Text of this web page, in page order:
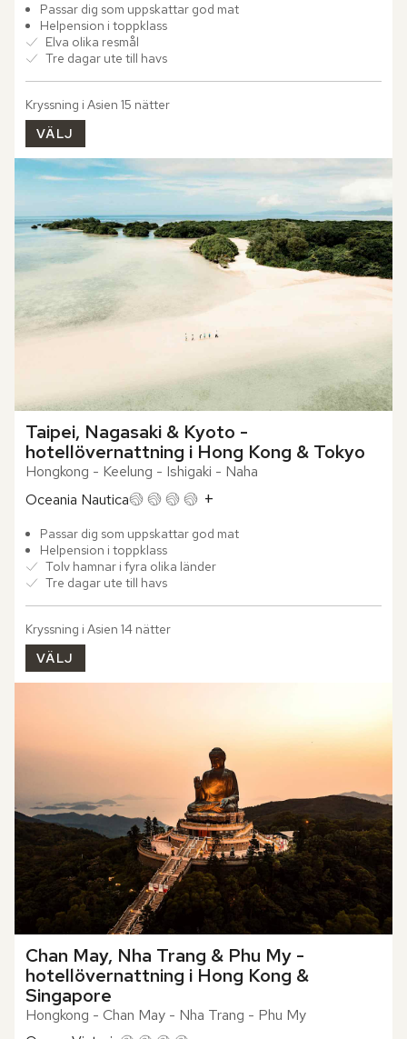
Passar dig som uppskattar god mat
Helpension i toppklass
Elva olika resmål
Tre dagar ute till havs
Kryssning i Asien 15 nätter
VÄLJ
Taipei, Nagasaki & Kyoto -
hotellövernattning i Hong Kong & Tokyo
Hongkong - Keelung - Ishigaki - Naha
Oceania Nautica
+
Passar dig som uppskattar god mat
Helpension i toppklass
Tolv hamnar i fyra olika länder
Tre dagar ute till havs
Kryssning i Asien 14 nätter
VÄLJ
Chan May, Nha Trang & Phu My -
hotellövernattning i Hong Kong &
Singapore
Hongkong - Chan May - Nha Trang - Phu My